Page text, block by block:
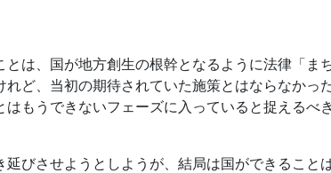
は、国が地方創生の根幹となるように法律「ま
ど、当初の期待されていた施策とはならなかっ
もうできないフェーズに入っていると捉えるべ
びさせようとしようが、結局は国ができること